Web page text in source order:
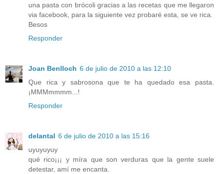
una pasta con brócoli gracias a las recetas que me llegaron
via facebook, para la siguiente vez probaré esta, se ve rica.
Besos
Responder
Joan Benlloch 6 de julio de 2010 a las 12:10
Que rica y sabrosona que te ha quedado esa pasta.
¡MMMmmmm...!
Responder
delantal 6 de julio de 2010 a las 15:16
uyuyuyuy
qué rico¡¡¡ y míra que son verduras que la gente suele
detestar, amí me encanta.